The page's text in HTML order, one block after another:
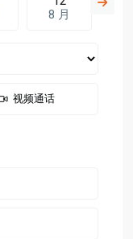
8 月
视频通话